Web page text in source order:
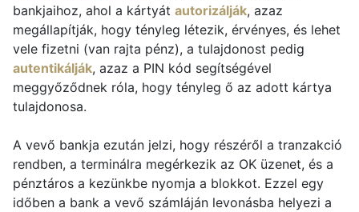
bankjaihoz, ahol a kártyát autorizálják, azaz
megállapítják, hogy tényleg létezik, érvényes, és lehet
vele fizetni (van rajta pénz), a tulajdonost pedig
autentikálják, azaz a PIN kód segítségével
meggyőződnek róla, hogy tényleg ő az adott kártya
tulajdonosa.
A vevő bankja ezután jelzi, hogy részéről a tranzakció
rendben, a terminálra megérkezik az OK üzenet, és a
pénztáros a kezünkbe nyomja a blokkot. Ezzel egy
időben a bank a vevő számláján levonásba helyezi a